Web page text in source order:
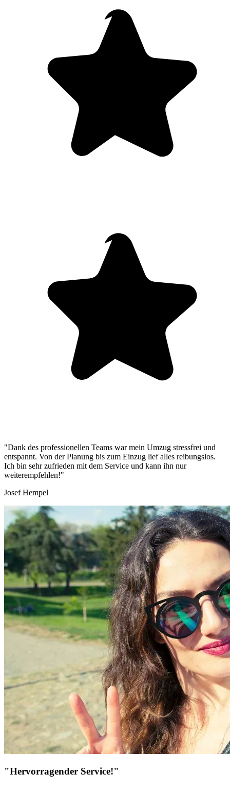
"Dank des professionellen Teams war mein Umzug stressfrei und
entspannt. Von der Planung bis zum Einzug lief alles reibungslos.
Ich bin sehr zufrieden mit dem Service und kann ihn nur
weiterempfehlen!"
Josef Hempel
"Hervorragender Service!"